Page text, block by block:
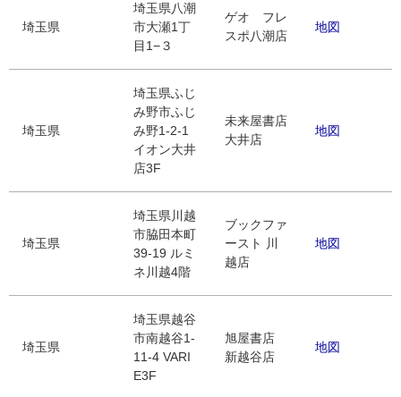
埼玉県
埼玉県八潮
市大瀬1丁
目1−３
ゲオ フレ
スポ八潮店
地図
埼玉県
埼玉県ふじ
み野市ふじ
み野1-2-1
イオン大井
店3F
未来屋書店
大井店
地図
埼玉県
埼玉県川越
市脇田本町
39-19 ルミ
ネ川越4階
ブックファ
ースト 川
越店
地図
埼玉県
埼玉県越谷
市南越谷1-
11-4 VARI
E3F
旭屋書店
新越谷店
地図